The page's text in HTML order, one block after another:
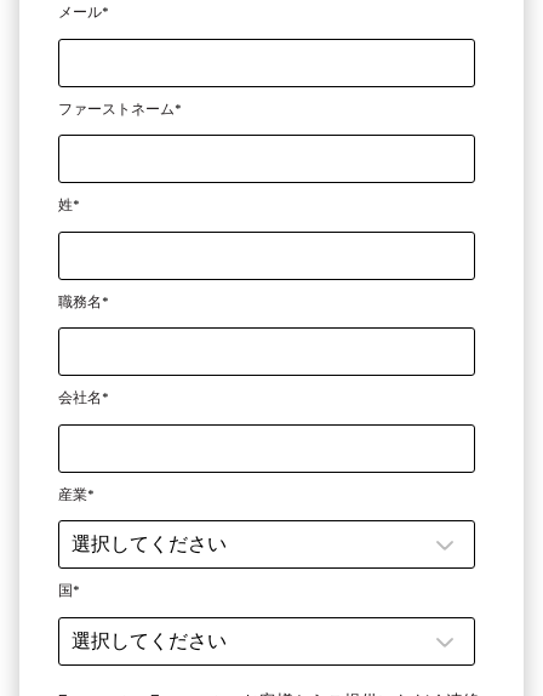
メール*
ファーストネーム*
姓*
職務名*
会社名*
産業*
国*